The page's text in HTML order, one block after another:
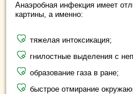
Анаэробная инфекция имеет
картины, а именно:
тяжелая интоксикация;
гнилостные выделения с
образование газа в ране;
быстрое отмирание